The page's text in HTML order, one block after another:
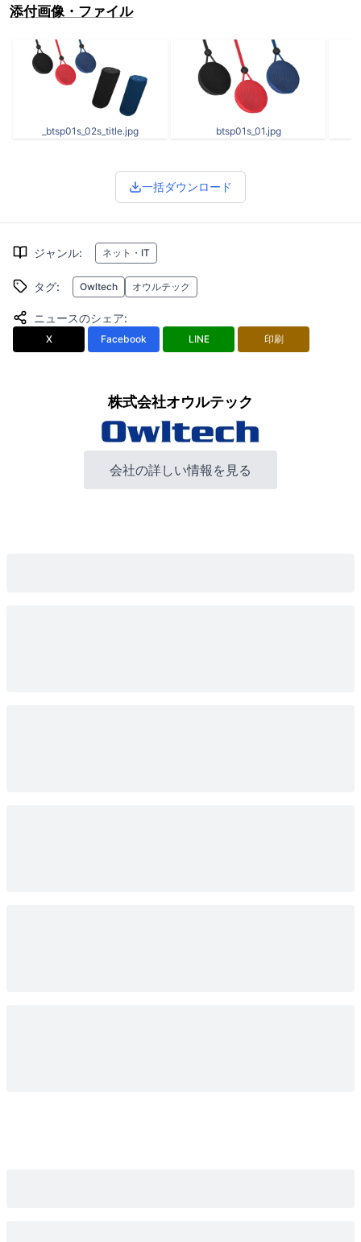
添付画像・ファイル
_btsp01s_02s_title.jpg btsp01s_01.jpg
一括ダウンロード
ジャンル: ネット・IT
タグ: Owltech オウルテック
ニュースのシェア:
X Facebook LINE 印刷
株式会社オウルテック
会社の詳しい情報を見る